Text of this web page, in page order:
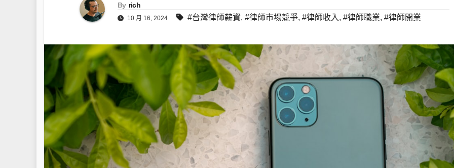
By rich
10 月 16, 2024 #台灣律師薪資, #律師市場競爭, #律師收入 , #律師職業, #律師開業